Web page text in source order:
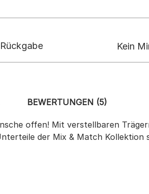
Kein
offen! Mit verstellbaren
der Mix & Match Kollektion
BEWERTUNGEN (5)